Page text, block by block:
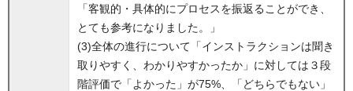
「客観的・具体的にプロセスを振返ることができ、
とても参考になりました。」
(3)全体の進行について「インストラクションは聞き
取りやすく、わかりやすかったか」に対しては３段
階評価で「よかった」が75%、「どちらでもない」